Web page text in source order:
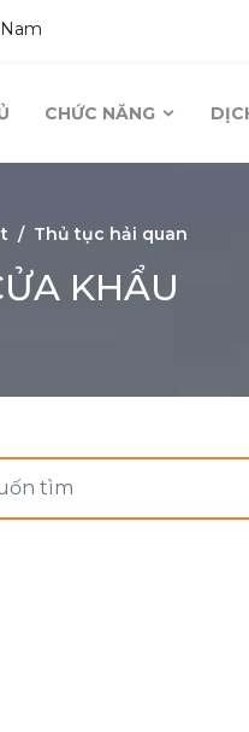
CHỨC NĂNG
Thủ tục hải quan
KHẨU